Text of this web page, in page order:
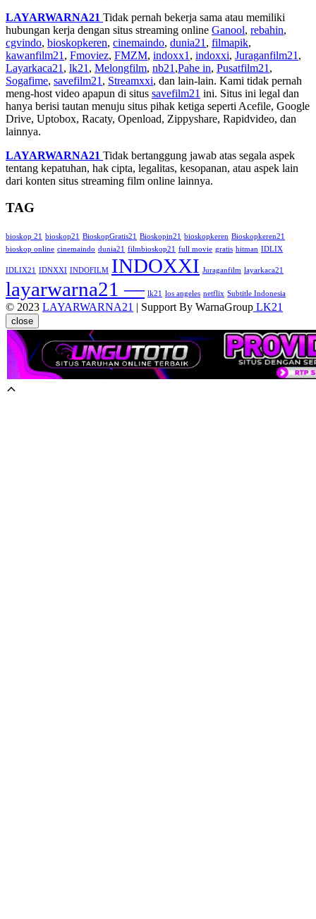
LAYARWARNA21 Tidak pernah bekerja sama atau memiliki
hubungan kerja dengan situs streaming online Ganool, rebahin,
cgvindo, bioskopkeren, cinemaindo, dunia21 , filmapik,
kawanfilm21 , Fmoviez, FMZM, indoxx1 , indoxxi, Juraganfilm21 ,
Layarkaca21 , lk21 , Melongfilm, nb21 ,Pahe in, Pusatfilm21 ,
Sogafime, savefilm21 , Streamxxi, dan lain-lain. Kami tidak pernah
meng-host video apapun di situs savefilm21 ini. Situs ini legal dan
hanya berisi tautan menuju situs pihak ketiga seperti Acefile, Google
Drive, Uptobox, Racaty, Openload, Zippyshare, Rapidvideo, dan
lainnya.
LAYARWARNA21 Tidak bertanggung jawab atas segala aspek
tentang kepatuhan, hak cipta, legalitas, kesopanan, atau aspek lain
dari konten situs streaming film online lainnya.
TAG
bioskop 21 bioskop21 BioskopGratis21 Bioskopin21 bioskopkeren Bioskopkeren21
bioskop online cinemaindo dunia21 filmbioskop21 full movie gratis hitman IDLIX
IDLIX21 IDNXXI INDOFILM INDOXXI Juraganfilm layarkaca21
layarwarna21 — lk21 los angeles netflix Subtitle Indonesia
© 2023 LAYARWARNA21 | Support By WarnaGroup LK21
close